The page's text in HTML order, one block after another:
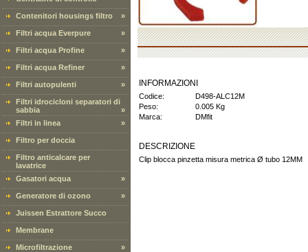
Contenitori housings filtro »
Filtri acqua Everpure »
Filtri acqua Profine »
Filtri acqua Refiner »
Filtri autopulenti »
Filtri idrocicloni separatori di
sabbia
»
Filtri in linea
»
Filtro per doccia
Filtro anticalcare per
lavatrice
Gasatori acqua
»
Generatore di ozono »
Juissen Estrattore Succo
Membrane
Microfiltrazione »
INFORMAZIONI
Codice:
D498-ALC12M
Peso:
0.005 Kg
Marca:
DMfit
DESCRIZIONE
Clip blocca pinzetta misura metrica Ø tubo 12MM